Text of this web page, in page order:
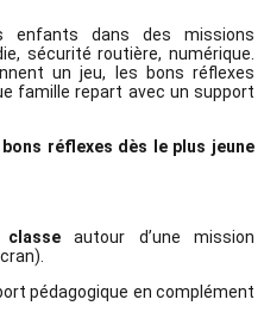
enfants dans des missions
sécurité routière, numérique.
un jeu, les bons réflexes
famille repart avec un support
réflexes dès le plus jeune
autour d’une mission
pédagogique en complément